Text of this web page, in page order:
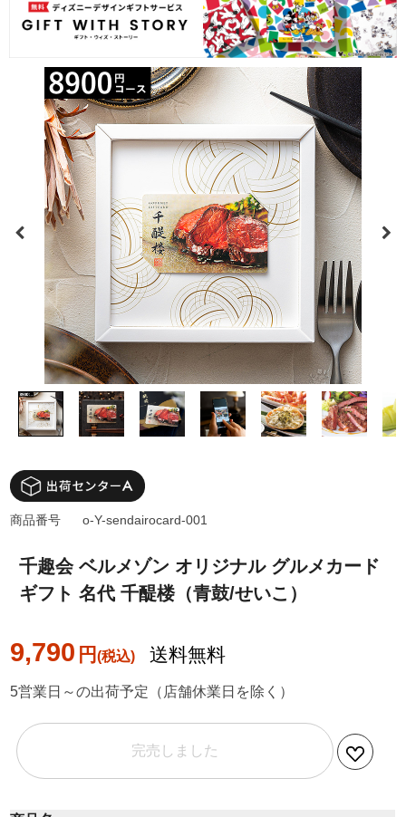
千趣会 ベルメゾン オリジナル グルメカード
ギフト 名代 千醍楼（青鼓/せいこ）
9,790 円 送料無料
商品番号 o-Y-sendairocard-001
5営業日～の出荷予定（店舗休業日を除く）
完売しました